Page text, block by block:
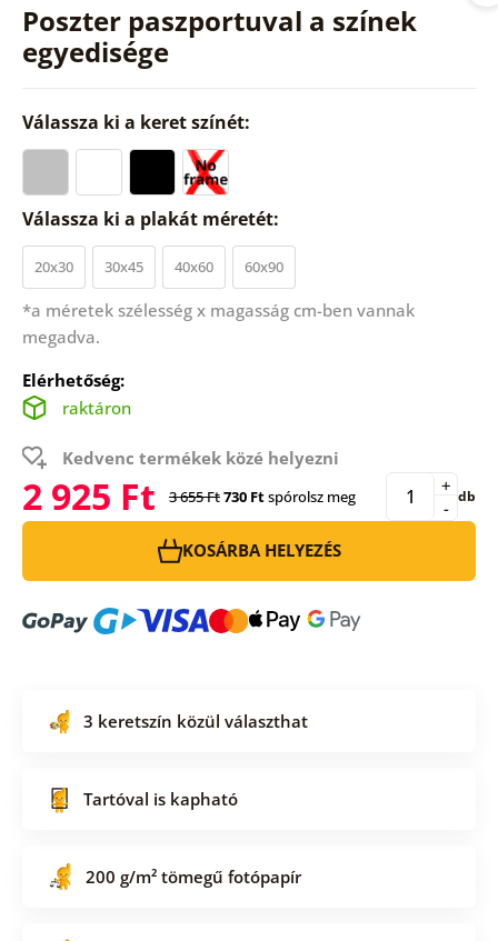
Poszter paszportuval a színek
egyedisége
Válassza ki a keret színét:
Válassza ki a plakát méretét:
20x30 30x45 40x60 60x90
*a méretek szélesség x magasság cm-ben vannak
megadva.
Elérhetőség:
raktáron
Kedvenc termékek közé helyezni
2 925 Ft 3 655 Ft730 Ftspórolsz meg -
+ db
KOSÁRBA HELYEZÉS
3 keretszín közül választhat
Tartóval is kapható
200 g/m² tömegű fotópapír